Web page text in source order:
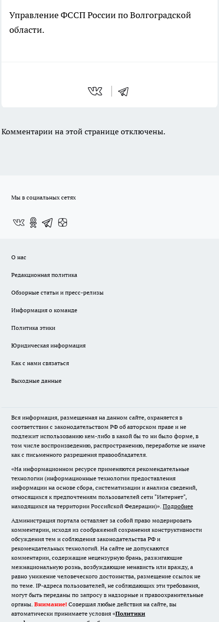
Управление ФССП России по Волгоградской
области.
Комментарии на этой странице отключены.
Мы в социальных сетях
О нас
Редакционная политика
Обзорные статьи и пресс-релизы
Информация о команде
Политика этики
Юридическая информация
Как с нами связаться
Выходные данные
Вся информация, размещенная на данном сайте, охраняется в
соответствии с законодательством РФ об авторском праве и не
подлежит использованию кем-либо в какой бы то ни было форме, в
том числе воспроизведению, распространению, переработке не иначе
как с письменного разрешения правообладателя.
«На информационном ресурсе применяются рекомендательные
технологии (информационные технологии предоставления
информации на основе сбора, систематизации и анализа сведений,
относящихся к предпочтениям пользователей сети "Интернет",
находящихся на территории Российской Федерации)». Подробнее
Администрация портала оставляет за собой право модерировать
комментарии, исходя из соображений сохранения конструктивности
обсуждения тем и соблюдения законодательства РФ и
рекомендательных технологий. На сайте не допускаются
комментарии, содержащие нецензурную брань, разжигающие
межнациональную рознь, возбуждающие ненависть или вражду, а
равно унижение человеческого достоинства, размещение ссылок не
по теме. IP-адреса пользователей, не соблюдающих эти требования,
могут быть переданы по запросу в надзорные и правоохранительные
органы. Внимание! Совершая любые действия на сайте, вы
автоматически принимаете условия «Политики